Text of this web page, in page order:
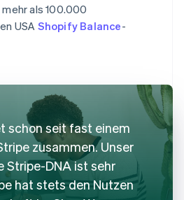
als 100.000
USA Shopify Balance-
schon seit fast einem
zusammen. Unser
Stripe-DNA ist sehr
hat stets den Nutzen